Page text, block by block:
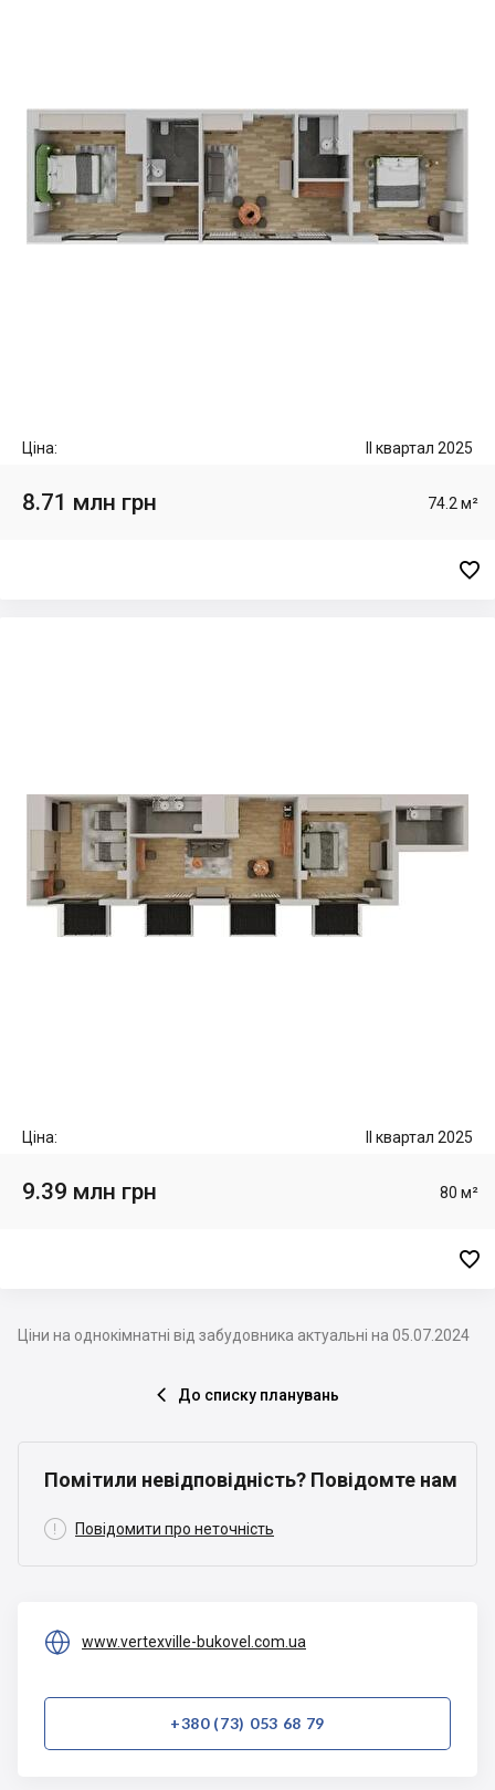
Ціна: II квартал 2025
8.71 млн грн 74.2 м²

Ціна: II квартал 2025
9.39 млн грн 80 м²

Ціни на однокімнатні від забудовника актуальні на 05.07.2024
 До списку планувань
Помітили невідповідність? Повідомте нам
 Повідомити про неточність
 www.vertexville-bukovel.com.ua
+380 (73) 053 68 79